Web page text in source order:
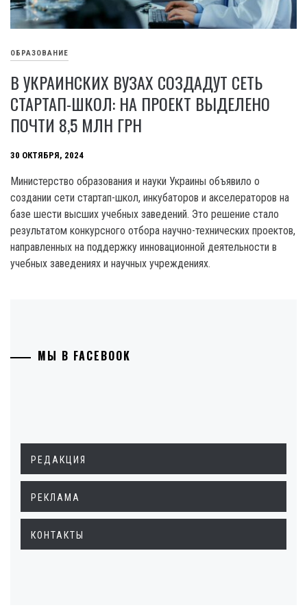
ОБРАЗОВАНИЕ
В УКРАИНСКИХ ВУЗАХ СОЗДАДУТ СЕТЬ
СТАРТАП-ШКОЛ: НА ПРОЕКТ ВЫДЕЛЕНО
ПОЧТИ 8,5 МЛН ГРН
30 ОКТЯБРЯ, 2024
Министерство образования и науки Украины объявило о
создании сети стартап-школ, инкубаторов и акселераторов на
базе шести высших учебных заведений. Это решение стало
результатом конкурсного отбора научно-технических проектов,
направленных на поддержку инновационной деятельности в
учебных заведениях и научных учреждениях.
МЫ В FACEBOOK
РЕДАКЦИЯ
РЕКЛАМА
КОНТАКТЫ